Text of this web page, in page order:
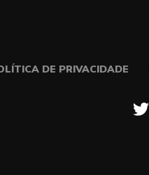
DE PRIVACIDADE